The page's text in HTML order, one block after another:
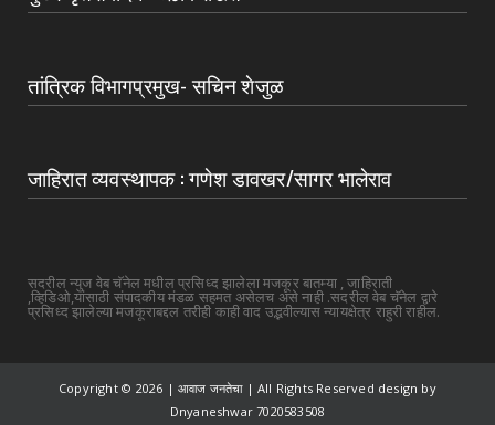
तांत्रिक विभागप्रमुख- सचिन शेजुळ
जाहिरात व्यवस्थापक : गणेश डावखर/सागर भालेराव
सदरील न्युज वेब चॅनेल मधील प्रसिध्द झालेला मजकूर बातम्या , जाहिराती
,व्हिडिओ,यांसाठी संपादकीय मंडळ सहमत असेलच असे नाही .सदरील वेब चॅनेल द्वारे
प्रसिध्द झालेल्या मजकूराबद्दल तरीही काही वाद उद्भवील्यास न्यायक्षेत्र राहुरी राहील.
Copyright © 2026 | आवाज जनतेचा | All Rights Reserved design by
Dnyaneshwar 7020583508